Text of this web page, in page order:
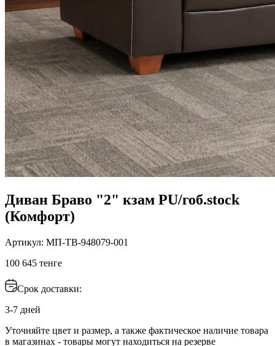
Диван Браво "2" кзам PU/гоб.stock
(Комфорт)
Артикул: МП-ТВ-948079-001
100 645 тенге
Срок доставки:
3-7 дней
Уточняйте цвет и размер, а также фактическое наличие товара
в магазинах - товары могут находиться на резерве